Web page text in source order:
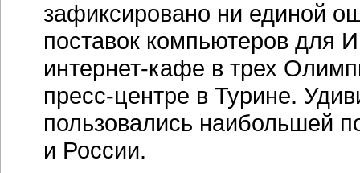
зафиксировано ни единой
поставок компьютеров для
интернет-кафе в трех
пресс-центре в Турине.
пользовались наибольшей
и России.